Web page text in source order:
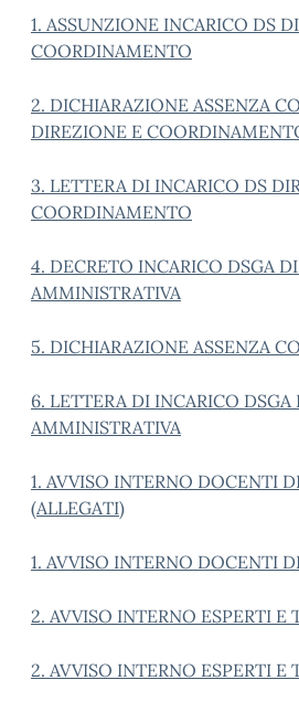
1. ASSUNZIONE INCARICO DS
COORDINAMENTO
2. DICHIARAZIONE ASSENZA
DIREZIONE E
3. LETTERA DI INCARICO DS
COORDINAMENTO
4. DECRETO INCARICO DSGA
AMMINISTRATIVA
5. DICHIARAZIONE ASSENZA
6. LETTERA DI INCARICO DSGA
AMMINISTRATIVA
1. AVVISO INTERNO DOCENTI
(ALLEGATI)
1. AVVISO INTERNO DOCENTI
2. AVVISO INTERNO ESPERTI E
2. AVVISO INTERNO ESPERTI E